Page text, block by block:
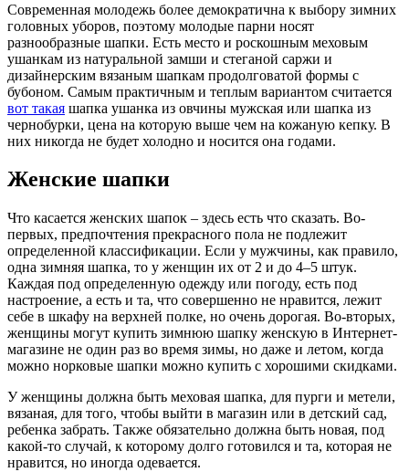
Современная молодежь более демократична к выбору зимних
головных уборов, поэтому молодые парни носят
разнообразные шапки. Есть место и роскошным меховым
ушанкам из натуральной замши и стеганой саржи и
дизайнерским вязаным шапкам продолговатой формы с
бубоном. Самым практичным и теплым вариантом считается
вот такая шапка ушанка из овчины мужская или шапка из
чернобурки, цена на которую выше чем на кожаную кепку. В
них никогда не будет холодно и носится она годами.
Женские шапки
Что касается женских шапок – здесь есть что сказать. Во-
первых, предпочтения прекрасного пола не подлежит
определенной классификации. Если у мужчины, как правило,
одна зимняя шапка, то у женщин их от 2 и до 4–5 штук.
Каждая под определенную одежду или погоду, есть под
настроение, а есть и та, что совершенно не нравится, лежит
себе в шкафу на верхней полке, но очень дорогая. Во-вторых,
женщины могут купить зимнюю шапку женскую в Интернет-
магазине не один раз во время зимы, но даже и летом, когда
можно норковые шапки можно купить с хорошими скидками.
У женщины должна быть меховая шапка, для пурги и метели,
вязаная, для того, чтобы выйти в магазин или в детский сад,
ребенка забрать. Также обязательно должна быть новая, под
какой-то случай, к которому долго готовился и та, которая не
нравится, но иногда одевается.